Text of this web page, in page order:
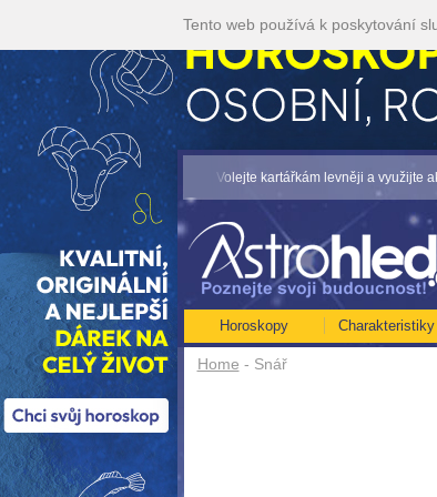
Home - Snář
Horoskopy Charakteristiky
NA ROK 2026...[více] • Volejte kartářkám levněji a využijte akci
Tento web používá k poskytování